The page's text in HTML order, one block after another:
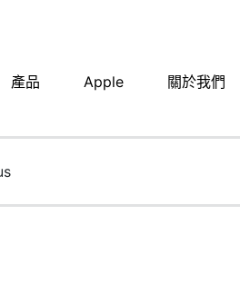
產品 Apple 關於我們